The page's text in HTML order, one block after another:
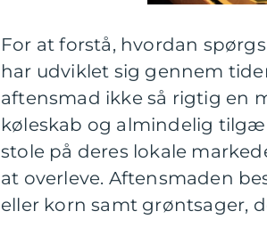
For at forstå, hvordan
har udviklet sig gennem
aftensmad ikke så rigtig en
køleskab og almindelig
stole på deres lokale
at overleve. Aftensmaden
eller korn samt grøntsager,